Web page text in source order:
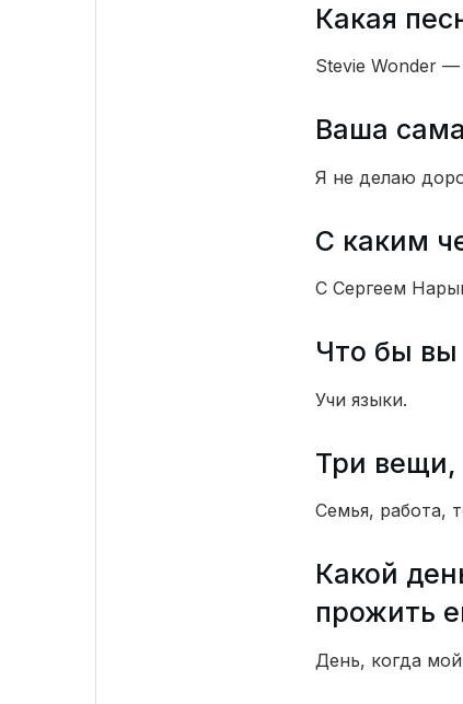
Какая
Stevie Wonder
Ваша
Я не делаю
С каким
С Сергеем
Что бы вы
Учи языки.
Три вещи,
Семья, работа,
Какой
прожить
День, когда